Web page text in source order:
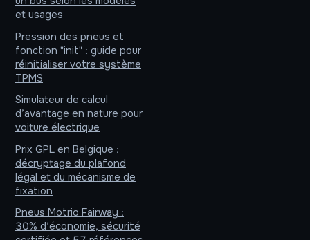
et usages
Pression des pneus et
fonction "init" : guide pour
réinitialiser votre système
TPMS
Simulateur de calcul
d’avantage en nature pour
voiture électrique
Prix GPL en Belgique :
décryptage du plafond
légal et du mécanisme de
fixation
Pneus Motrio Fairway :
30% d'économie, sécurité